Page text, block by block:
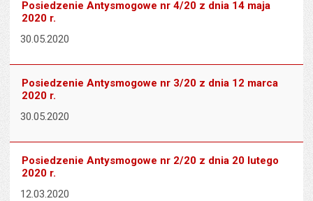
Posiedzenie Antysmogowe nr 4/20 z dnia 14 maja
2020 r.
30.05.2020
Posiedzenie Antysmogowe nr 3/20 z dnia 12 marca
2020 r.
30.05.2020
Posiedzenie Antysmogowe nr 2/20 z dnia 20 lutego
2020 r.
12.03.2020